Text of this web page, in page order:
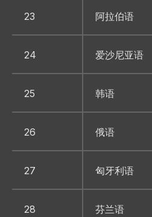
23 阿拉伯语
24 爱沙尼亚语
25 韩语
26 俄语
27 匈牙利语
28 芬兰语